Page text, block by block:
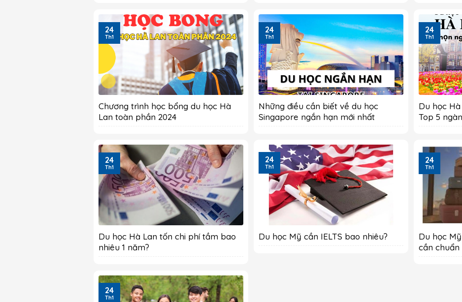
Chương trình học bổng du học Hà
Lan toàn phần 2024
24
Th1
Những điều cần biết về du học
Singapore ngắn hạn mới nhất
24
Th1
Du học
Top 5
24
Th1
Du học Hà Lan tốn chi phí tầm bao
nhiêu 1 năm?
24
Th1
​Du học Mỹ cần IELTS bao nhiêu?
24
Th1
Du học
cần
24
Th1
24
Th1